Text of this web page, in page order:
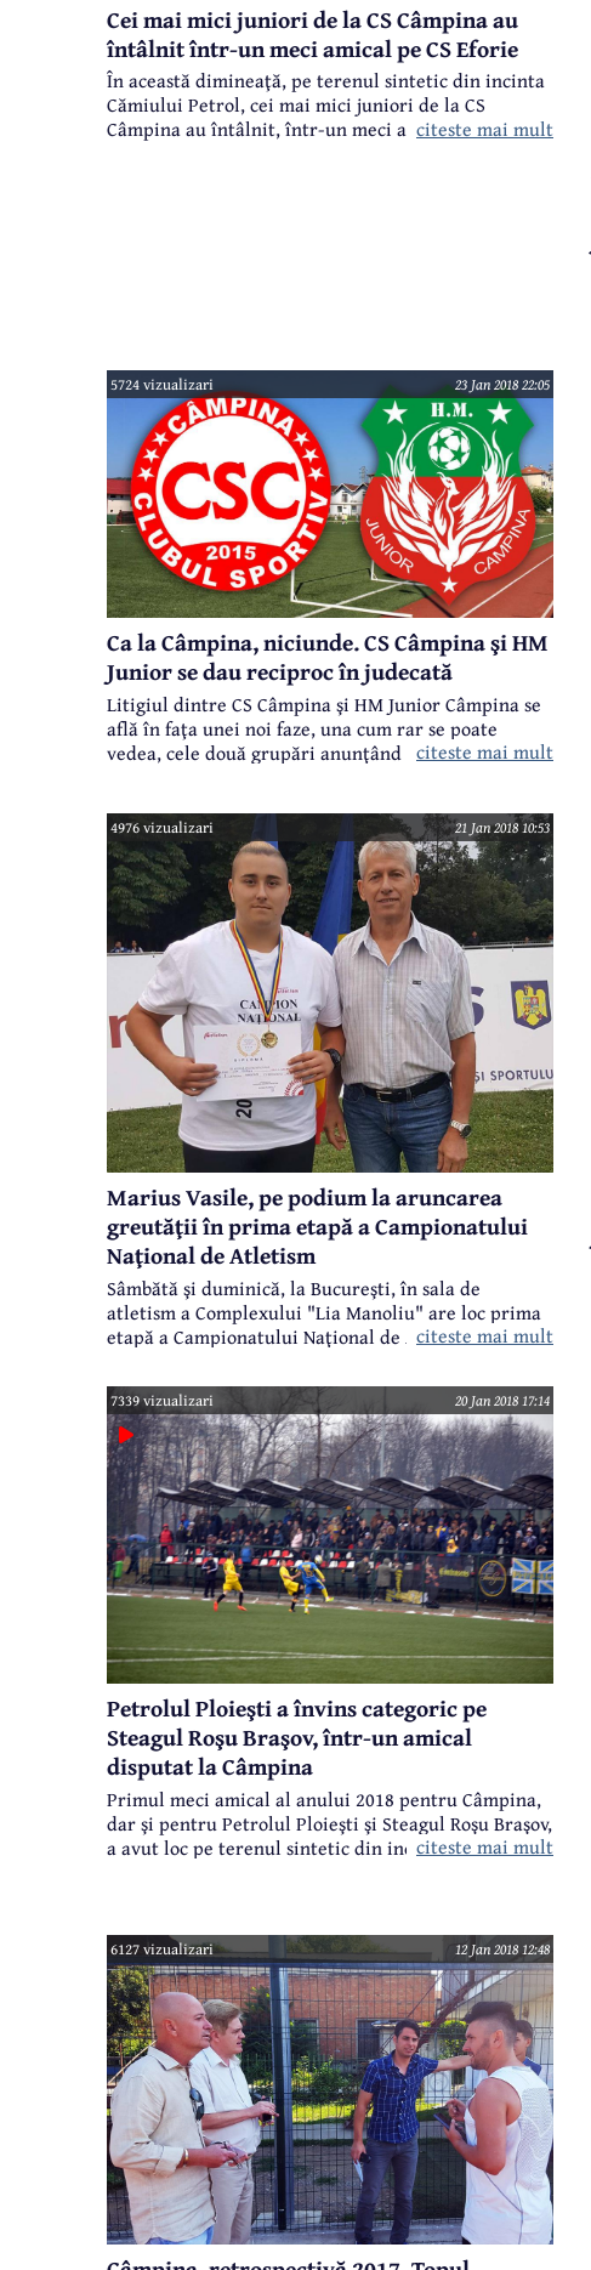
Cei mai mici juniori de la CS Câmpina au
întâlnit într-un meci amical pe CS Eforie
În această dimineaţă, pe terenul sintetic din incinta
Cămiului Petrol, cei mai mici juniori de la CS
Câmpina au întâlnit, într-un meci amical, formaţia
citeste mai mult
5724 vizualizari 23 Jan 2018 22:05
Ca la Câmpina, niciunde. CS Câmpina şi HM
Junior se dau reciproc în judecată
Litigiul dintre CS Câmpina şi HM Junior Câmpina se
află în faţa unei noi faze, una cum rar se poate
vedea, cele două grupări anunţând că se vor acţiona
în raportul către Consiliul Local că va acţiona în
judecată Clubul HM Junior, reprezentanţii acestuia
din urmă susţin că şi ei vor acţiona în instanţa civilă,
cel mai probabil atât CS Câmpina, cât şi pe
preşedintele Stoican.
citeste mai mult
4976 vizualizari 21 Jan 2018 10:53
Marius Vasile, pe podium la aruncarea
greutăţii în prima etapă a Campionatului
Naţional de Atletism
Sâmbătă şi duminică, la Bucureşti, în sala de
atletism a Complexului "Lia Manoliu" are loc prima
etapă a Campionatului Naţional de Atletism. CSS
prima zi a întrecerilor de doi sportivi, ambii la
aruncarea greutăţii, Marius Vasile reuşind să urce
pe podium, cu un nou record personal.
citeste mai mult
7339 vizualizari 20 Jan 2018 17:14
Petrolul Ploieşti a învins categoric pe
Steagul Roşu Braşov, într-un amical
disputat la Câmpina
Primul meci amical al anului 2018 pentru Câmpina,
dar şi pentru Petrolul Ploieşti şi Steagul Roşu Braşov,
a avut loc pe terenul sintetic din incinta Căminului
citeste mai mult
6127 vizualizari 12 Jan 2018 12:48